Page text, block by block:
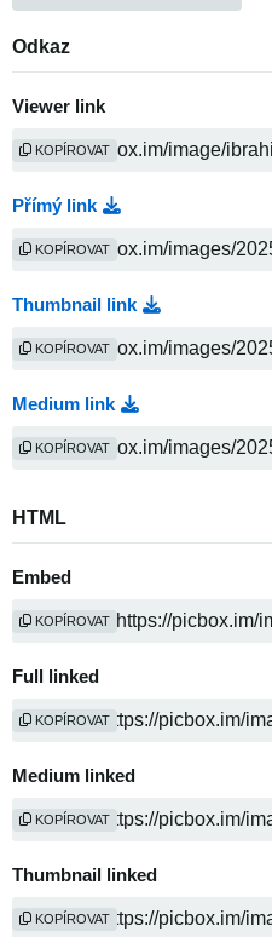
Odkaz
Viewer link
KOPÍROVAT
Přímý link
KOPÍROVAT
Thumbnail link
KOPÍROVAT
Medium link
KOPÍROVAT
HTML
Embed
KOPÍROVAT
Full linked
KOPÍROVAT
Medium linked
KOPÍROVAT
Thumbnail linked
KOPÍROVAT